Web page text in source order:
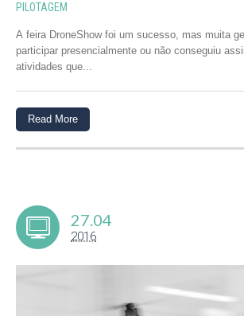
PILOTAGEM
A feira DroneShow foi um sucesso, mas muita
participar presencialmente ou não conseguiu
atividades que...
Read More
27.04
2016